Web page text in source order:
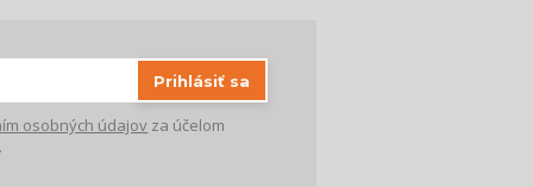
Prihlásiť sa
osobných údajov za účelom